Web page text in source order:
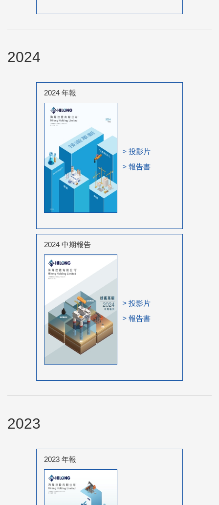
2024
2024 年報
> 投影片
> 報告書
2024 中期報告
> 投影片
> 報告書
2023
2023 年報